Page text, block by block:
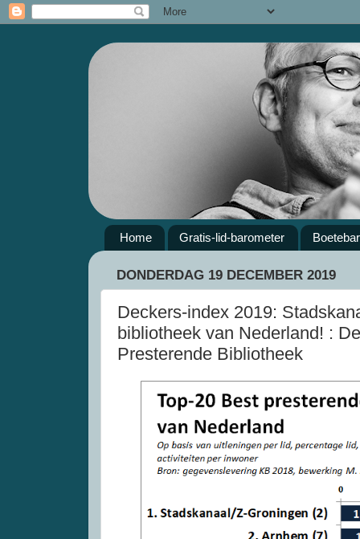
Home Gratis-lid-barometer
DONDERDAG 19 DECEMBER 2019
Deckers-index 2019:
bibliotheek van Nederland! :
Presterende Bibliotheek